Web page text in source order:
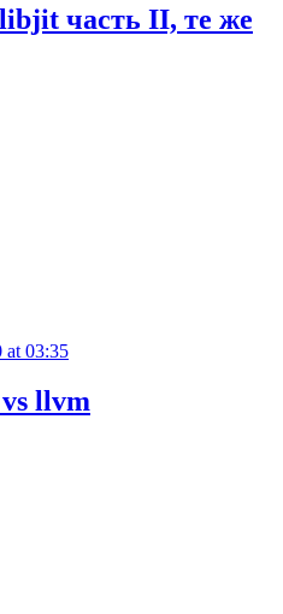
часть II, те же
at 03:35
llvm